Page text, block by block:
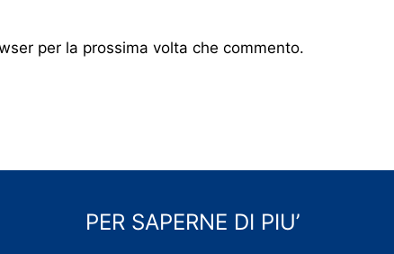
per la prossima volta che commento.
PER SAPERNE DI PIU’